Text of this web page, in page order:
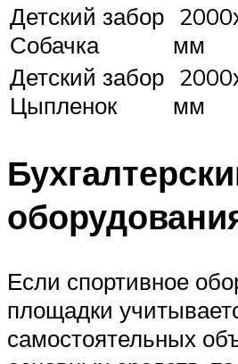
Детский забор
Собачка
мм
Детский забор
Цыпленок
мм
Если спортивное
площадки
самостоятельных